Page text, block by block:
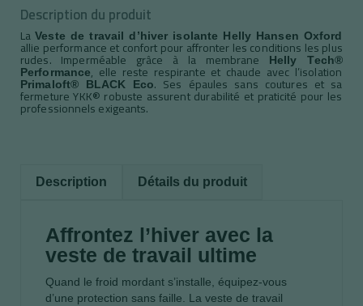
Description du produit
LaVeste de travail d’hiver isolante Helly Hansen Oxford
allie performance et confort pour affronter les conditions les plus
rudes. Imperméable grâce à la membrane
Helly Tech®
Performance, elle reste respirante et chaude avec l’isolation
Primaloft® BLACK Eco. Ses épaules sans coutures et sa
fermeture YKK® robuste assurent durabilité et praticité pour les
professionnels exigeants.
Description Détails du produit
Affrontez l’hiver avec la
veste de travail ultime
Quand le froid mordant s’installe, équipez-vous
d’une protection sans faille. La veste de travail